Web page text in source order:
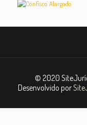
© 2020
Desenvolvido por